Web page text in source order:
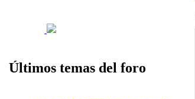
Últimos temas del foro